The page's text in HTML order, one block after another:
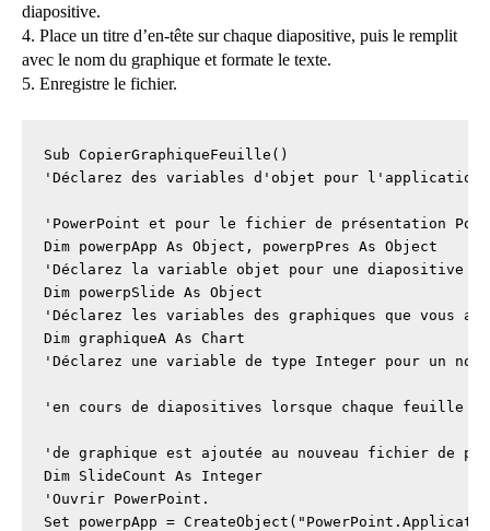
diapositive.
4. Place un titre d’en-tête sur chaque diapositive, puis le remplit
avec le nom du graphique et formate le texte.
5. Enregistre le fichier.
Sub CopierGraphiqueFeuille()
'Déclarez des variables d'objet pour l'application
'PowerPoint et pour le fichier de présentation
Dim powerpApp As Object, powerpPres As Object
'Déclarez la variable objet pour une diapositive
Dim powerpSlide As Object
'Déclarez les variables des graphiques que vous
Dim graphiqueA As Chart
'Déclarez une variable de type Integer pour un
'en cours de diapositives lorsque chaque feuille
'de graphique est ajoutée au nouveau fichier de
Dim SlideCount As Integer
'Ouvrir PowerPoint.
Set powerpApp =